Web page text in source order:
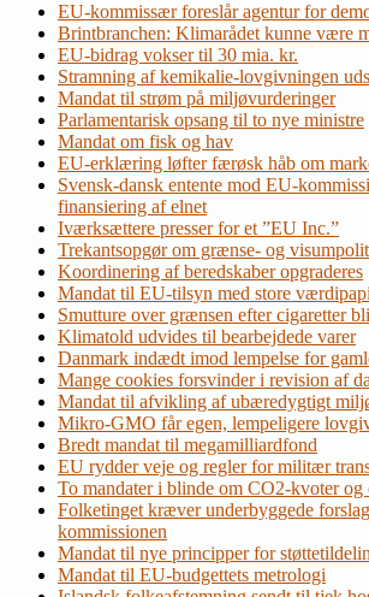
EU-kommissær foreslår agentur for
Brintbranchen: Klimarådet kunne være
EU-bidrag vokser til 30 mia. kr.
Stramning af kemikalie-lovgivningen
Mandat til strøm på miljøvurderinger
Parlamentarisk opsang til to nye ministre
Mandat om fisk og hav
EU-erklæring løfter færøsk håb om
Svensk-dansk entente mod EU-
finansiering af elnet
Iværksættere presser for et ”EU Inc.”
Trekantsopgør om grænse- og
Koordinering af beredskaber opgraderes
Mandat til EU-tilsyn med store
Smutture over grænsen efter cigaretter
Klimatold udvides til bearbejdede varer
Danmark indædt imod lempelse for
Mange cookies forsvinder i revision af
Mandat til afvikling af ubæredygtigt
Mikro-GMO får egen, lempeligere
Bredt mandat til megamilliardfond
EU rydder veje og regler for militær
To mandater i blinde om CO2-kvoter og
Folketinget kræver underbyggede
kommissionen
Mandat til nye principper for
Mandat til EU-budgettets metrologi